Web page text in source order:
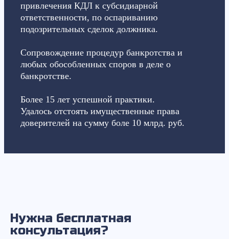
привлечения КДЛ к субсидиарной
ответственности, по оспариванию
подозрительных сделок должника.
Сопровождение процедур банкротства и
любых обособленных споров в деле о
банкротстве.
Более 15 лет успешной практики.
Удалось отстоять имущественные права
доверителей на сумму боле 10 млрд. руб.
Нужна бесплатная
консультация?